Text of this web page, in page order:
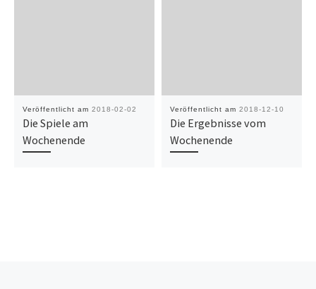
Veröffentlicht am 2018-02-02
Die Spiele am
Wochenende
Veröffentlicht am 2018-12-10
Die Ergebnisse vom
Wochenende